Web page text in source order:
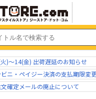
)～14(金) 出荷遅延のお知らせ
ニ・ペイジー決済の支払期限変
文確定メールの廃止について